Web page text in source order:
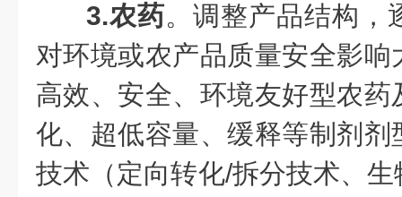
3.农药。调整产品结构，
对环境或农产品质量安全影
高效、安全、环境友好型农
化、超低容量、缓释等制剂
技术（定向转化/拆分技术、